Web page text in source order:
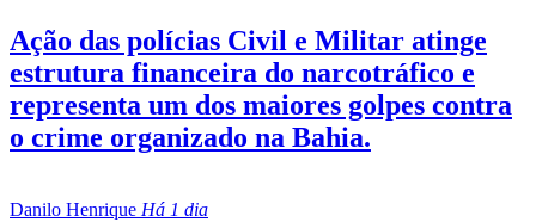
Ação das polícias Civil e Militar atinge
estrutura financeira do narcotráfico e
representa um dos maiores golpes contra
o crime organizado na Bahia.
Danilo Henrique Há 1 dia